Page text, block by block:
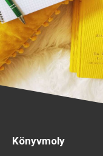
Könyvmoly